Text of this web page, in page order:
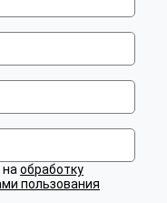
обработку
пользования